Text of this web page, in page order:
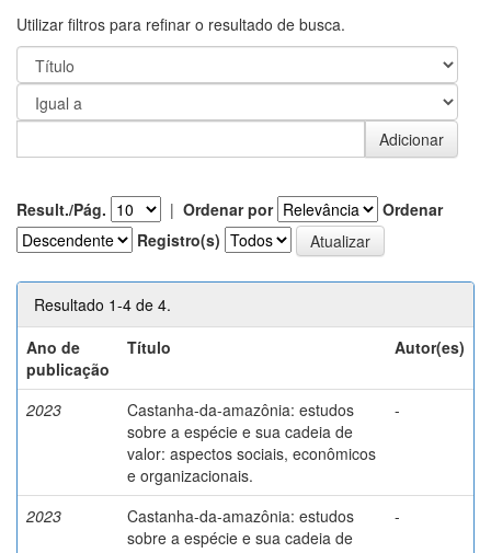
Utilizar filtros para refinar o resultado de busca.
Result./Pág. | Ordenar por
Ordenar
Registro(s)
Resultado 1-4 de 4.
Ano de
publicação
Título Autor(es)
2023
Castanha-da-amazônia: estudos
sobre a espécie e sua cadeia de
valor: aspectos sociais, econômicos
e organizacionais.
-
2023
Castanha-da-amazônia: estudos
sobre a espécie e sua cadeia de
-